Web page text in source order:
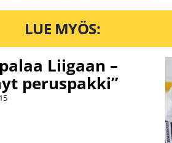
LUE MYÖS:
Liigaan –
peruspakki”